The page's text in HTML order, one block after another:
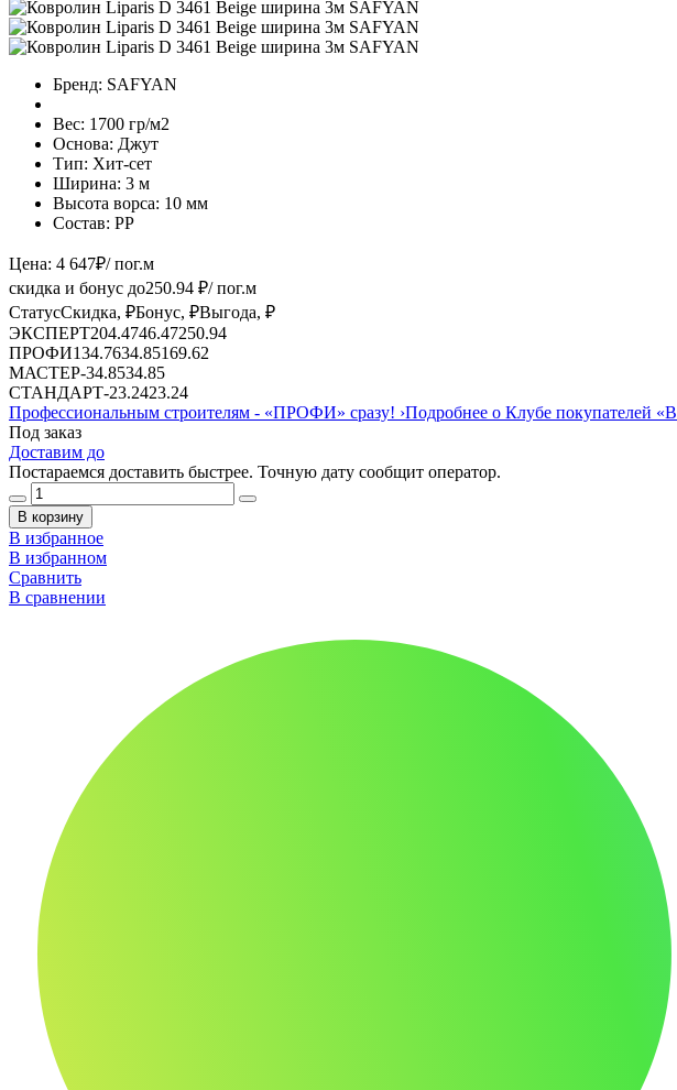
Бренд: SAFYAN
Вес: 1700 гр/м2
Основа: Джут
Тип: Хит-сет
Ширина: 3 м
Высота ворса: 10 мм
Состав: PP
Цена: 4 647₽/ пог.м
скидка и бонус до250.94 ₽/ пог.м
СтатусСкидка, ₽Бонус, ₽Выгода, ₽
ЭКСПЕРТ204.4746.47250.94
ПРОФИ134.7634.85169.62
МАСТЕР-34.8534.85
СТАНДАРТ-23.2423.24
Профессиональным строителям - «ПРОФИ» сразу! ›Подробнее о Клубе покупателей
Под заказ
Доставим до
Постараемся доставить быстрее. Точную дату сообщит оператор.
В корзину
В избранное
В избранном
Сравнить
В сравнении